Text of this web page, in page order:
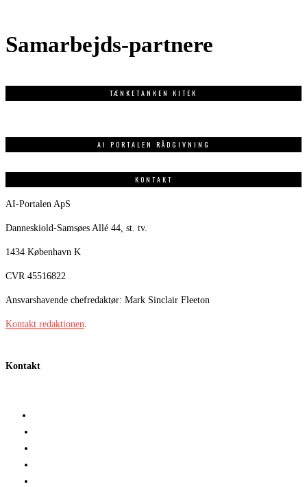
Samarbejds-partnere
TÆNKETANKEN KITEK
AI PORTALEN RÅDGIVNING
KONTAKT
AI-Portalen ApS
Danneskiold-Samsøes Allé 44, st. tv.
1434 København K
CVR 45516822
Ansvarshavende chefredaktør: Mark Sinclair Fleeton
Kontakt redaktionen
Kontakt